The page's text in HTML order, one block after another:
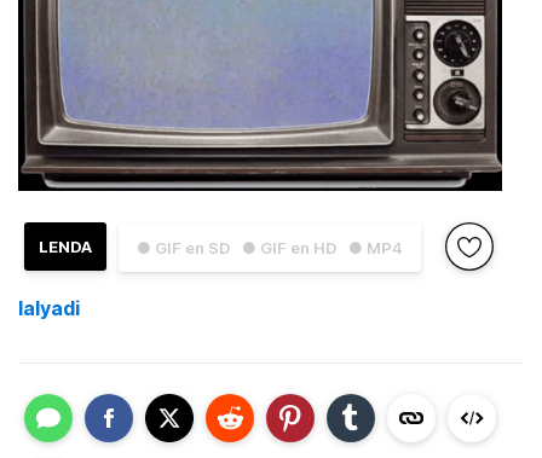
● GIF en SD ● GIF en HD ● MP4
LENDA
lalyadi